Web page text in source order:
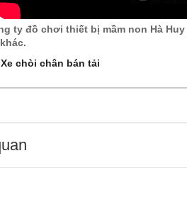
ty đồ chơi thiết bị mầm non Hà
Xe chòi chân bán tải